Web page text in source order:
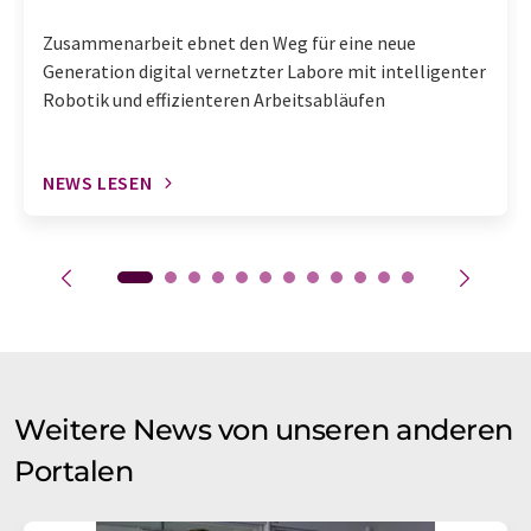
Zusammenarbeit ebnet den Weg für eine neue
Generation digital vernetzter Labore mit intelligenter
Robotik und effizienteren Arbeitsabläufen
NEWS LESEN
Weitere News von unseren anderen
Portalen